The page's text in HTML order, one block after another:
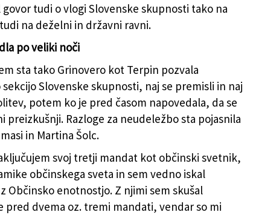
tudi o vlogi Slovenske skupnosti tako na
na deželni in državni ravni.
po veliki noči
sta tako Grinovero kot Terpin pozvala
Slovenske skupnosti, naj se premisli in naj
potem ko je pred časom napovedala, da se
preizkušnji. Razloge za neudeležbo sta pojasnila
in Martina Šolc.
svoj tretji mandat kot občinski svetnik,
občinskega sveta in sem vedno iskal
Občinsko enotnostjo. Z njimi sem skušal
pred dvema oz. tremi mandati, vendar so mi